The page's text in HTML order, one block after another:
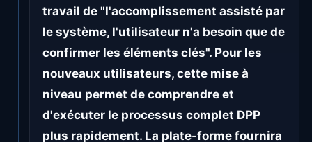
travail de "l'accomplissement assisté par
le système, l'utilisateur n'a besoin que de
confirmer les éléments clés". Pour les
nouveaux utilisateurs, cette mise à
niveau permet de comprendre et
d'exécuter le processus complet DPP
plus rapidement. La plate-forme fournira